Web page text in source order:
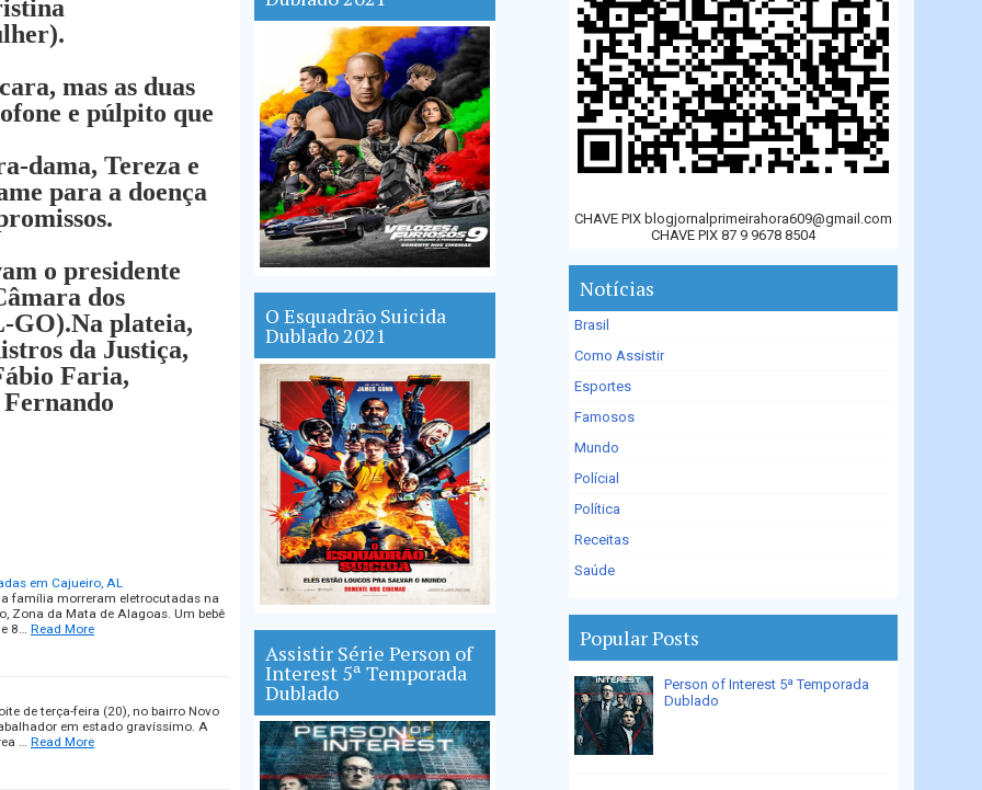
mas as duas
e púlpito que
dama, Tereza e
para a doença
o presidente
dos
GO).Na plateia,
da Justiça,
Faria,
Fernando
em Cajueiro, AL
família morreram eletrocutadas na
Zona da Mata de Alagoas. Um bebê
8… Read More
de terça-feira (20), no bairro Novo
em estado gravíssimo. A
… Read More
O Esquadrão Suicida
Dublado 2021
Assistir Série Person of
Interest 5ª Temporada
Dublado
CHAVE PIX blogjornalprimeirahora609@gmail.com
CHAVE PIX 87 9 9678 8504
Notícias
Brasil
Como Assistir
Esportes
Famosos
Mundo
Polícial
Política
Receitas
Saúde
Popular Posts
Person of Interest 5ª Temporada
Dublado